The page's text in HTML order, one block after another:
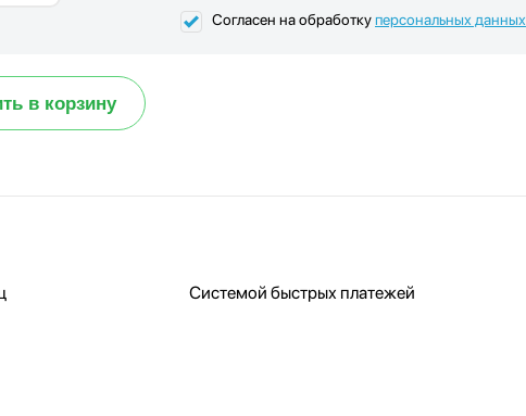
Согласен на обработкуперсональных данных
в корзину
Системой быстрых платежей